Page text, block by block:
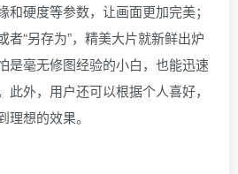
硬度等参数，让画面更加完美；
者“另存为”，精美大片就新鲜出炉
是毫无修图经验的小白，也能迅速
此外，用户还可以根据个人喜好，
想的效果。